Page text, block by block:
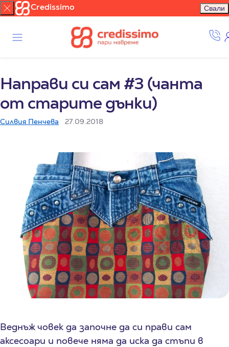
Credissimo Свали
Направи си сам #3 (чанта
от старите дънки)
Силвия Пенчева 27.09.2018
Веднъж човек да започне да си прави сам
аксесоари и повече няма да иска да стъпи в